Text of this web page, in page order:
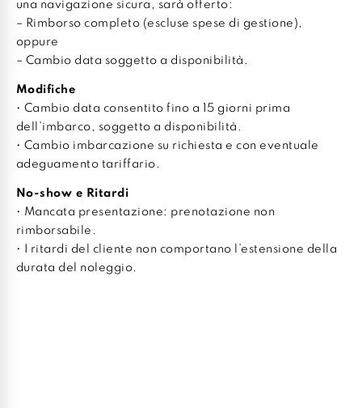
una navigazione sicura, sarà offerto:
– Rimborso completo (escluse spese di gestione),
oppure
– Cambio data soggetto a disponibilità.
Modifiche
• Cambio data consentito fino a 15 giorni prima
dell’imbarco, soggetto a disponibilità.
• Cambio imbarcazione su richiesta e con eventuale
adeguamento tariffario.
No-show e Ritardi
• Mancata presentazione: prenotazione non
rimborsabile.
• I ritardi del cliente non comportano l’estensione della
durata del noleggio.